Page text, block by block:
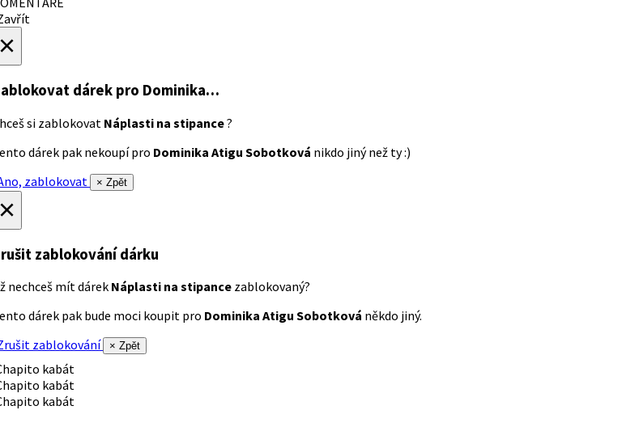
dárek pro Dominika…
si zablokovat Náplasti na stipance?
dárek pak nekoupí pro Dominika Atigu Sobotková nikdo jiný než ty :)
zablokovat
× Zpět
zablokování dárku
nechceš mít dárek Náplasti na stipance zablokovaný?
dárek pak bude moci koupit pro Dominika Atigu Sobotková někdo jiný.
zablokování
× Zpět